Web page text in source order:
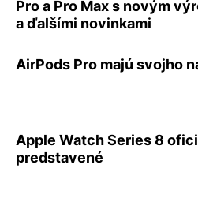
Pro a Pro Max s novým
a ďalšími novinkami
AirPods Pro majú svojho
Apple Watch Series 8
predstavené